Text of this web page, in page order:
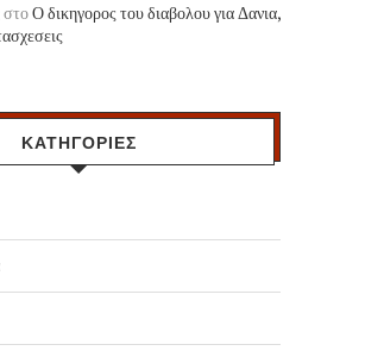
στοΟ δικηγορος του διαβολου για Δανια,
ΚΑΤΗΓΟΡΙΕΣ